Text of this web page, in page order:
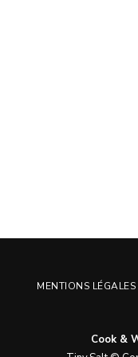
MENTIONS LÉGALES
Cook &